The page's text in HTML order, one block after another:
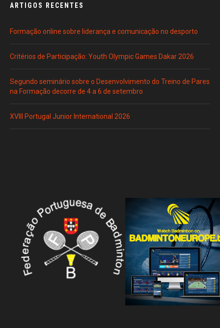
ARTIGOS RECENTES
Formação online sobre liderança e comunicação no desporto
Critérios de Participação: Youth Olympic Games Dakar 2026
Segundo seminário sobre o Desenvolvimento do Treino de Pares
na Formação decorre de 4 a 6 de setembro
XVIII Portugal Junior International 2026